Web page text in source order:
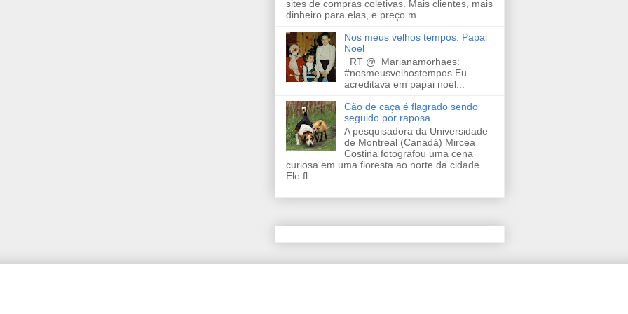
sites de compras coletivas. Mais clientes, mais
dinheiro para elas, e preço m...
Nos meus velhos tempos: Papai
Noel
RT @_Marianamorhaes:
#nosmeusvelhostempos Eu
acreditava em papai noel...
Cão de caça é flagrado sendo
seguido por raposa
A pesquisadora da Universidade
de Montreal (Canadá) Mircea
Costina fotografou uma cena
curiosa em uma floresta ao norte da cidade.
Ele fl...